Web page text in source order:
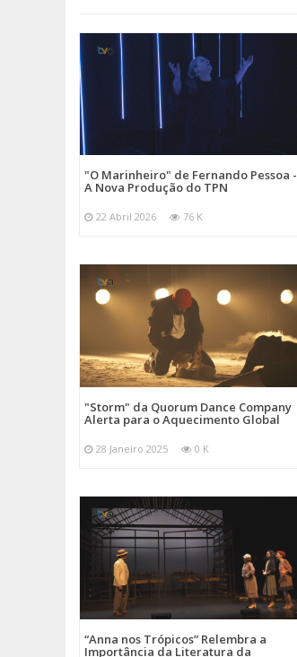
"O Marinheiro" de Fernando Pessoa -
A Nova Produção do TPN
22 Abril 2026 76 K
"Storm" da Quorum Dance Company
Alerta para o Aquecimento Global
28 Janeiro 2025 0 K
“Anna nos Trópicos” Relembra a
Importância da Literatura da